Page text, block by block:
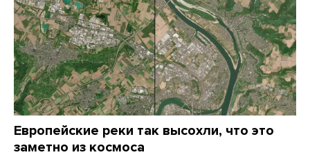
Европейские реки так высохли, что это
заметно из космоса